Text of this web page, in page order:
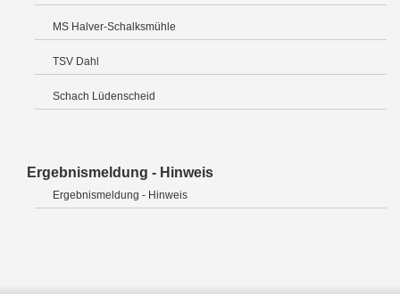
MS Halver-Schalksmühle
TSV Dahl
Schach Lüdenscheid
Ergebnismeldung - Hinweis
Ergebnismeldung - Hinweis